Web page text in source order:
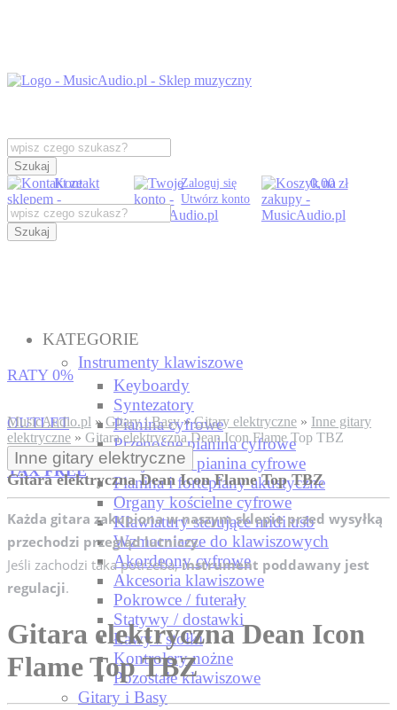
Szukaj
Kontakt
Zaloguj się
Utwórz konto
0,00 zł
Szukaj
KATEGORIE
Instrumenty klawiszowe
Keyboardy
Syntezatory
Pianina cyfrowe
Przenośne pianina cyfrowe
Stacjonarne pianina cyfrowe
Pianina i fortepiany akustyczne
Organy kościelne cyfrowe
Klawiatury sterujące midi usb
Wzmacniacze do klawiszowych
Akordeony cyfrowe
Akcesoria klawiszowe
Pokrowce / futerały
Statywy / dostawki
Ławy / stołki
Kontrolery nożne
Pozostałe klawiszowe
Gitary i Basy
RATY 0%
OUTLET
TAX FREE
MusicAudio.pl »Gitary i Basy»Gitary elektryczne » Inne gitary
elektryczne » Gitara elektryczna Dean Icon Flame Top TBZ
Inne gitary elektryczne
Gitara elektryczna Dean Icon Flame Top TBZ
Każda gitara zakupiona w naszym sklepie przed wysyłką
przechodzi przegląd lutniczy.
Jeśli zachodzi taka potrzeba,instrument poddawany jest
regulacji.
Gitara elektryczna Dean Icon
Flame Top TBZ